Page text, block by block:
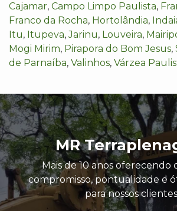
Cajamar, Campo Limpo Paulista,
Franco da Rocha, Hortolândia,
Itu, Itupeva,Jarinu, Louveira,
Mogi Mirim, Pirapora do Bom Jesus,
de Parnaíba, Valinhos, Várzea
MR
Mais de 10 anos oferecendo
compromisso, pontualidade e
para nossos